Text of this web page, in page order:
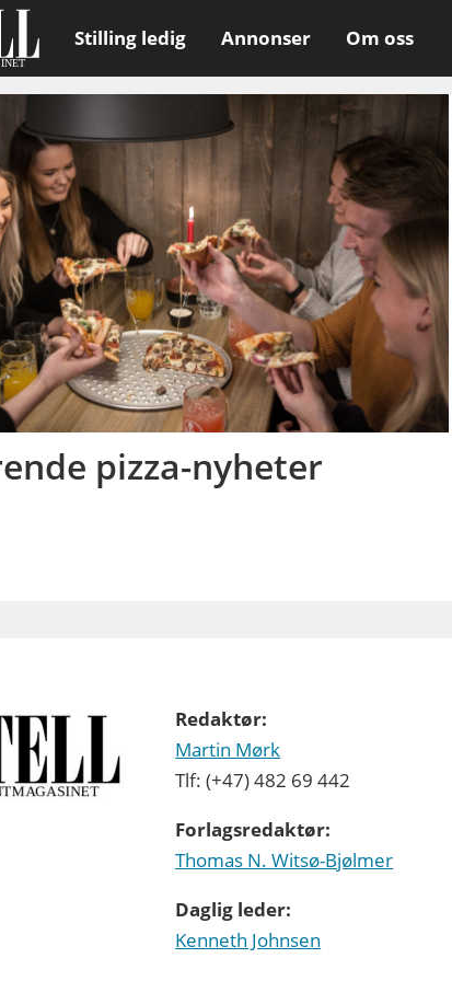
Stilling ledig Annonser Om oss
pizza-nyheter
Redaktør:
Martin Mørk
Tlf: (+47) 482 69 442
Forlagsredaktør:
Thomas N. Witsø-Bjølmer
Daglig leder:
Kenneth Johnsen